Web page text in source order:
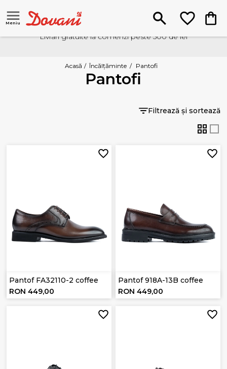
Meniu
Livrari gratuite la comenzi peste 500 de lei
Acasă / Încălțăminte / Pantofi
Pantofi
Filtrează și sortează
Pantof FA32110-2 coffee
RON 449,00
Pantof 918A-13B coffee
RON 449,00